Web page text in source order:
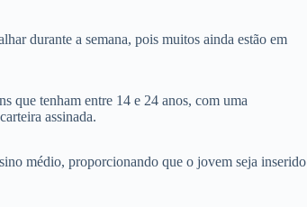
durante a semana, pois muitos ainda estão em
que tenham entre 14 e 24 anos, com uma
assinada.
médio, proporcionando que o jovem seja inserido